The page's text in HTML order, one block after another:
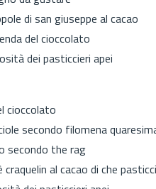
di san giuseppe al cacao
del cioccolato
dei pasticcieri apei
cioccolato
secondo filomena
secondo the rag
al cacao di che